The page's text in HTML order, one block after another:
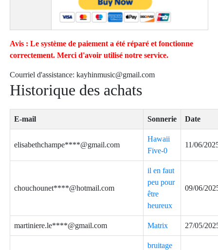
Avis : Le système de paiement a été réparé et fonctionne
correctement. Merci d'avoir utilisé notre service.
Courriel d'assistance: kayhinmusic@gmail.com
Historique des achats
E-mail Sonnerie Date
elisabethchampe****@gmail.com
Hawaii
Five-0
11/06/
chouchounet****@hotmail.com
il en faut
peu pour
être
heureux
09/06/
martiniere.le****@gmail.com Matrix 27/05/
bruitage